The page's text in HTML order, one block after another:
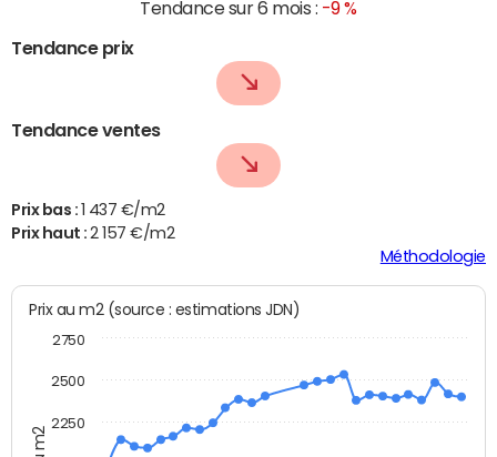
Tendance sur 6 mois : -9 %
Tendance prix
Tendance ventes
Prix bas : 1 437 €/m2
Prix haut :2 157 €/m2
Méthodologie
Prix au m2 (source : estimations JDN)
2250
2500
2750